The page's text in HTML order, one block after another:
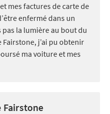
mes factures de carte de
enfermé dans un
pas la lumière au bout du
j’ai pu obtenir
ma voiture et mes
Fairstone